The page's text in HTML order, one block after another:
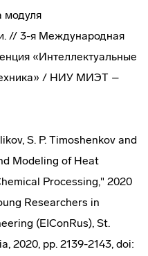
модуля
// 3-я Международная
«Интеллектуальные
/ НИУ МИЭТ –
S. P. Timoshenkov and
Modeling of Heat
Processing," 2020
Researchers in
(EIConRus), St.
2020, pp. 2139-2143, doi: